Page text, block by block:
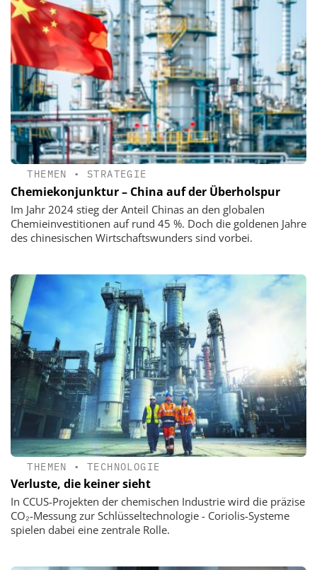
THEMEN • STRATEGIE
Chemiekonjunktur – China auf der Überholspur
Im Jahr 2024 stieg der Anteil Chinas an den globalen
Chemieinvestitionen auf rund 45 %. Doch die goldenen Jahre
des chinesischen Wirtschaftswunders sind vorbei.
THEMEN •TECHNOLOGIE
Verluste, die keiner sieht
In CCUS-Projekten der chemischen Industrie wird die präzise
CO₂-Messung zur Schlüsseltechnologie - Coriolis-Systeme
spielen dabei eine zentrale Rolle.